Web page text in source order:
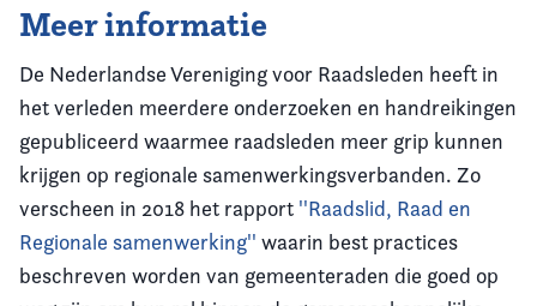
Meer informatie
De Nederlandse Vereniging voor Raadsleden heeft in
het verleden meerdere onderzoeken en handreikingen
gepubliceerd waarmee raadsleden meer grip kunnen
krijgen op regionale samenwerkingsverbanden. Zo
verscheen in 2018 het rapport ''Raadslid, Raad en
Regionale samenwerking'' waarin best practices
beschreven worden van gemeenteraden die goed op